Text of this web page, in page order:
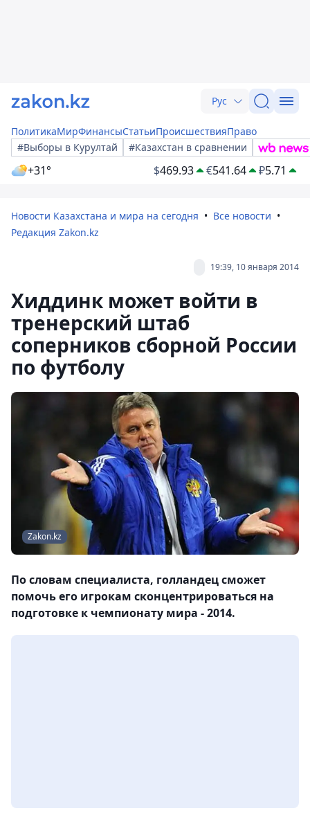
Рус
ПолитикаМирФинансыСтатьиПроисшествияПраво
#Выборы в Курултай
#Казахстан в сравнении
+31° $469.93 €541.64 ₽5.71
Новости Казахстана и мира на сегодня
Все новости
Редакция Zakon.kz
19:39, 10 января 2014
Хиддинк может войти в
тренерский штаб
соперников сборной России
по футболу
Zakon.kz
По словам специалиста, голландец сможет
помочь его игрокам сконцентрироваться на
подготовке к чемпионату мира - 2014.